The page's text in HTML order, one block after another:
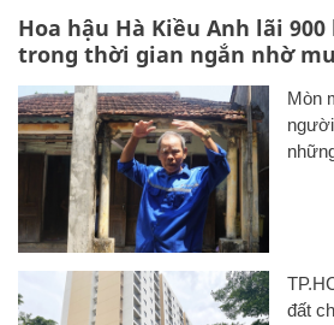
Hoa hậu Hà Kiều Anh lãi
trong thời gian ngắn nhờ
Mòn
đất